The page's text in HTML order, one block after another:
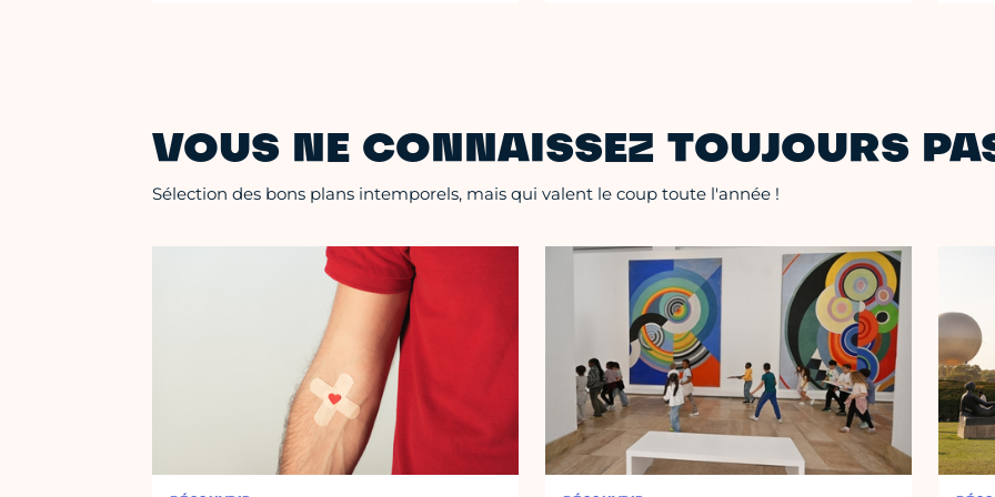
VOUS NE CONNAISSEZ TOUJOURS
Sélection des bons plans intemporels, mais qui valent le coup toute l'année !